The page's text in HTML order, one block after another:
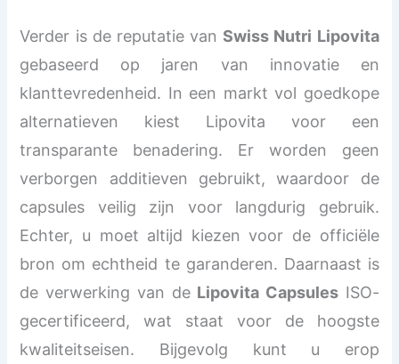
Verder is de reputatie van Swiss Nutri Lipovita
gebaseerd op jaren van innovatie en
klanttevredenheid. In een markt vol goedkope
alternatieven kiest Lipovita voor een
transparante benadering. Er worden geen
verborgen additieven gebruikt, waardoor de
capsules veilig zijn voor langdurig gebruik.
Echter, u moet altijd kiezen voor de officiële
bron om echtheid te garanderen. Daarnaast is
de verwerking van de Lipovita CapsulesISO-
gecertificeerd, wat staat voor de hoogste
kwaliteitseisen. Bijgevolg kunt u erop